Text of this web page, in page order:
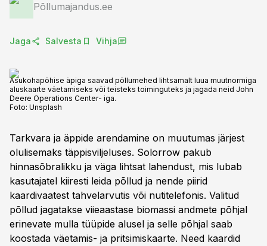
Põllumajandus.ee
Jaga Salvesta Vihja
Asukohapõhise äpiga saavad põllumehed lihtsamalt luua muutnormiga
aluskaarte väetamiseks või teisteks toiminguteks ja jagada neid John
Deere Operations Center- iga.
Foto: Unsplash
Tarkvara ja äppide arendamine on muutumas järjest
olulisemaks täppisviljeluses. Solorrow pakub
hinnasõbralikku ja väga lihtsat lahendust, mis lubab
kasutajatel kiiresti leida põllud ja nende piirid
kaardivaatest tahvelarvutis või nutitelefonis. Valitud
põllud jagatakse viieaastase biomassi andmete põhjal
erinevate mulla tüüpide alusel ja selle põhjal saab
koostada väetamis- ja pritsimiskaarte. Need kaardid